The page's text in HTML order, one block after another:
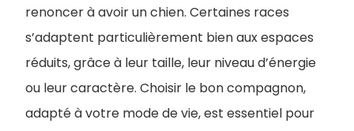
renoncer à avoir un chien. Certaines races
s’adaptent particulièrement bien aux espaces
réduits, grâce à leur taille, leur niveau d’énergie
ou leur caractère. Choisir le bon compagnon,
adapté à votre mode de vie, est essentiel pour